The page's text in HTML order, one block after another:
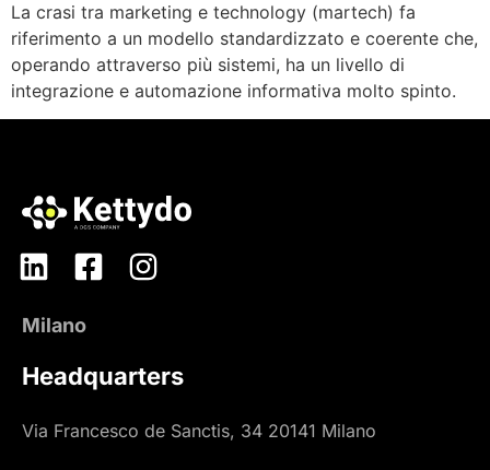
La crasi tra marketing e technology (martech) fa
riferimento a un modello standardizzato e coerente che,
operando attraverso più sistemi, ha un livello di
integrazione e automazione informativa molto spinto.
Milano
Headquarters
Via Francesco de Sanctis, 34 20141 Milano